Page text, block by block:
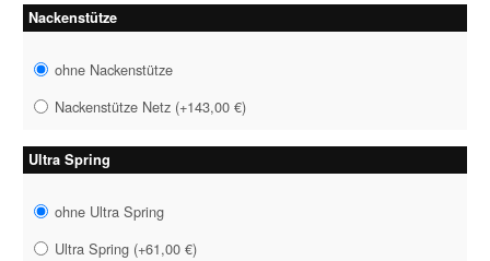
Nackenstütze
ohne Nackenstütze
Nackenstütze Netz (+143,00 €)
Ultra Spring
ohne Ultra Spring
Ultra Spring (+61,00 €)